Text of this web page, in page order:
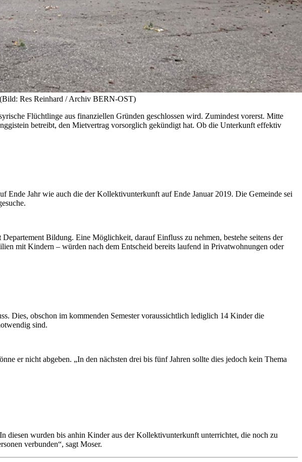
Res Reinhard / Archiv BERN-OST)
Flüchtlinge aus finanziellen Gründen geschlossen wird. Zumindest vorerst. Mitte
betreibt, den Mietvertrag vorsorglich gekündigt hat. Ob die Unterkunft effektiv
Jahr wie auch die der Kollektivunterkunft auf Ende Januar 2019. Die Gemeinde sei
Bildung. Eine Möglichkeit, darauf Einfluss zu nehmen, bestehe seitens der
mit Kindern – würden nach dem Entscheid bereits laufend in Privatwohnungen oder
Dies, obschon im kommenden Semester voraussichtlich lediglich 14 Kinder die
sind.
er nicht abgeben. „In den nächsten drei bis fünf Jahren sollte dies jedoch kein Thema
diesen wurden bis anhin Kinder aus der Kollektivunterkunft unterrichtet, die noch zu
verbunden“, sagt Moser.